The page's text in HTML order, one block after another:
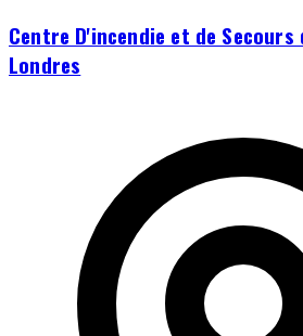
Centre D'incendie et de
Londres